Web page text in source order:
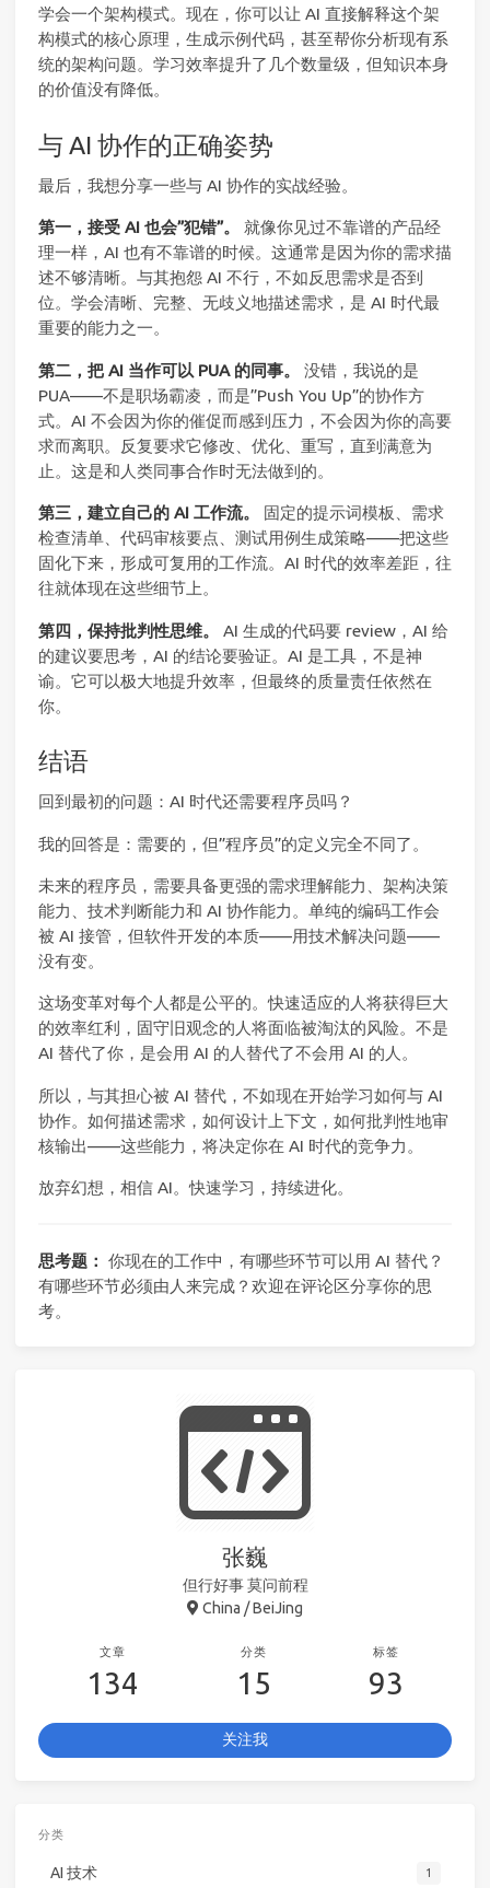
学会一个架构模式。现在，你可以让 AI 直接解释这个架
构模式的核心原理，生成示例代码，甚至帮你分析现有系
统的架构问题。学习效率提升了几个数量级，但知识本身
的价值没有降低。
与 AI 协作的正确姿势
最后，我想分享一些与 AI 协作的实战经验。
第一，接受 AI 也会”犯错”。
就像你见过不靠谱的产品经
理一样，AI 也有不靠谱的时候。这通常是因为你的需求描
述不够清晰。与其抱怨 AI 不行，不如反思需求是否到
位。学会清晰、完整、无歧义地描述需求，是 AI 时代最
重要的能力之一。
第二，把 AI 当作可以 PUA 的同事。
没错，我说的是
PUA——不是职场霸凌，而是”Push You Up”的协作方
式。AI 不会因为你的催促而感到压力，不会因为你的高要
求而离职。反复要求它修改、优化、重写，直到满意为
止。这是和人类同事合作时无法做到的。
第三，建立自己的 AI 工作流。
固定的提示词模板、需求
检查清单、代码审核要点、测试用例生成策略——把这些
固化下来，形成可复用的工作流。AI 时代的效率差距，往
往就体现在这些细节上。
第四，保持批判性思维。
AI 生成的代码要 review，AI 给
的建议要思考，AI 的结论要验证。AI 是工具，不是神
谕。它可以极大地提升效率，但最终的质量责任依然在
你。
结语
回到最初的问题：AI 时代还需要程序员吗？
我的回答是：需要的，但”程序员”的定义完全不同了。
未来的程序员，需要具备更强的需求理解能力、架构决策
能力、技术判断能力和 AI 协作能力。单纯的编码工作会
被 AI 接管，但软件开发的本质——用技术解决问题——
没有变。
这场变革对每个人都是公平的。快速适应的人将获得巨大
的效率红利，固守旧观念的人将面临被淘汰的风险。不是
AI 替代了你，是会用 AI 的人替代了不会用 AI 的人。
所以，与其担心被 AI 替代，不如现在开始学习如何与 AI
协作。如何描述需求，如何设计上下文，如何批判性地审
核输出——这些能力，将决定你在 AI 时代的竞争力。
放弃幻想，相信 AI。快速学习，持续进化。
思考题： 你现在的工作中，有哪些环节可以用 AI 替代？
有哪些环节必须由人来完成？欢迎在评论区分享你的思
考。
张巍
但行好事 莫问前程
China / BeiJing
文章
134
分类
15
标签
93
关注我
分类
AI 技术 1